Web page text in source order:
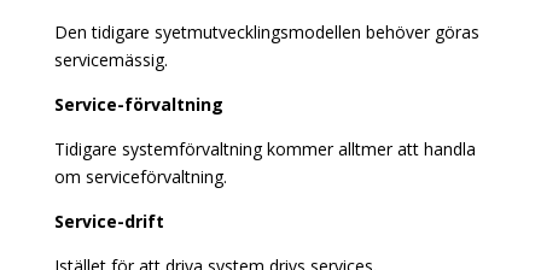
Den tidigare syetmutvecklingsmodellen behöver göras
servicemässig.
Service-förvaltning
Tidigare systemförvaltning kommer alltmer att handla
om serviceförvaltning.
Service-drift